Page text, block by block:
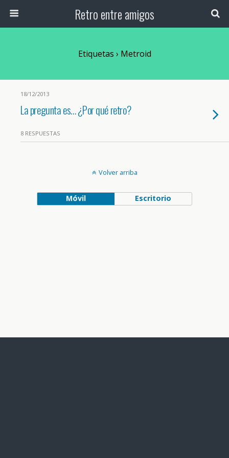
Retro entre amigos
Etiquetas › Metroid
18/12/2013
La pregunta es… ¿Por qué retro?
8 RESPUESTAS
Volver arriba
Móvil Escritorio